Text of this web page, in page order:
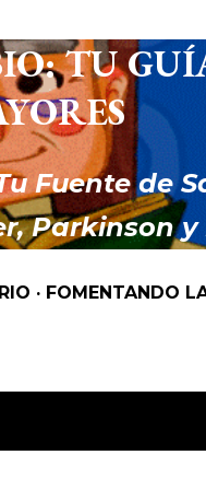
TU
Fuente de
Parkinson y
FOMENTANDO